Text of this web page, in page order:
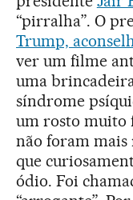
“pirralha”. O
Trump,
ver um filme
uma
síndrome
um rosto muito
não foram mais
que
ódio. Foi